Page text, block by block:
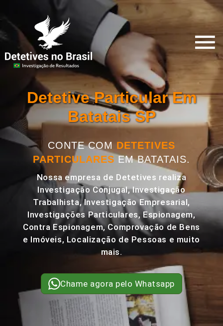
Detetive Particular Em
Batatais SP
CONTE COM DETETIVES
PARTICULARES EM BATATAIS.
Nossa empresa de Detetives realiza
Investigação Conjugal, Investigação
Trabalhista, Investigação Empresarial,
Investigações Particulares, Espionagem,
Contra Espionagem, Comprovação de Bens
e Imóveis, Localização de Pessoas e muito
mais.
Chame agora pelo Whatsapp